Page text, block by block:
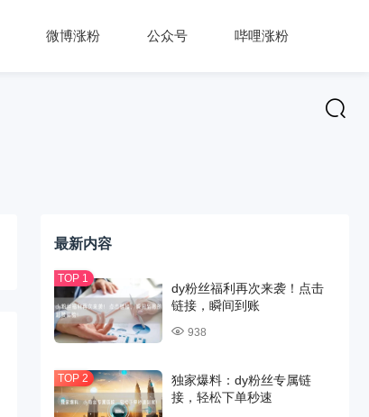
微博涨粉 公众号 哔哩涨粉
最新内容
dy粉丝福利再次来袭！点击
链接，瞬间到账
938
独家爆料：dy粉丝专属链
接，轻松下单秒速